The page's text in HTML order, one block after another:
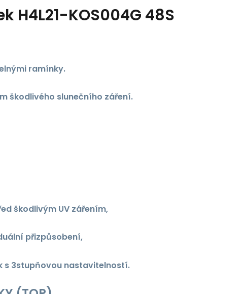
H4L21-KOS004G 48S
ramínky.
škodlivého slunečního záření.
škodlivým UV zářením,
přizpůsobení,
s 3stupňovou nastavitelností.